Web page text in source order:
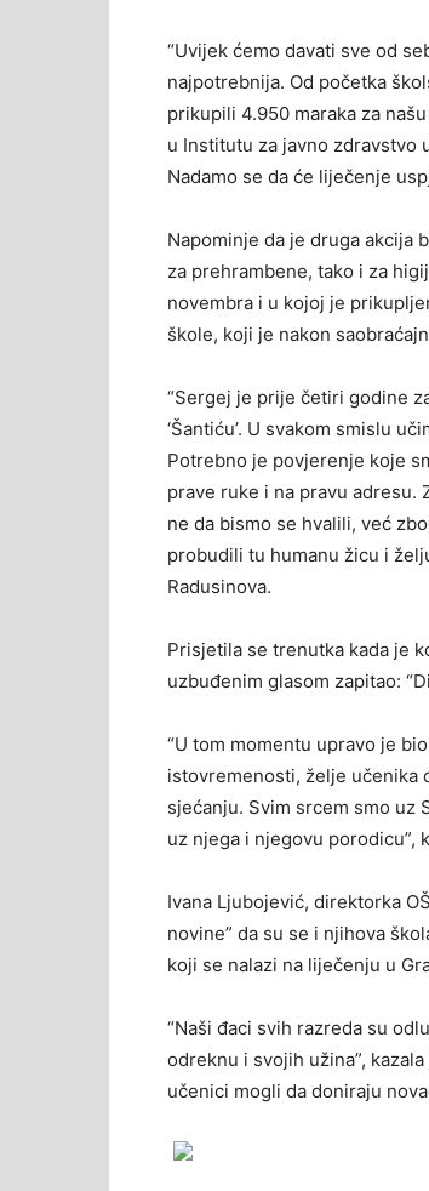
“Uvijek ćemo davati sve od
najpotrebnija. Od početka
prikupili 4.950 maraka za
u Institutu za javno zdravstvo
Nadamo se da će liječenje
Napominje da je druga akcija
za prehrambene, tako i za
novembra i u kojoj je
škole, koji je nakon
“Sergej je prije četiri godine
‘Šantiću’. U svakom smislu
Potrebno je povjerenje koje
prave ruke i na pravu adresu.
ne da bismo se hvalili, već
probudili tu humanu žicu i
Radusinova.
Prisjetila se trenutka kada je
uzbuđenim glasom zapitao:
“U tom momentu upravo je
istovremenosti, želje učenika
sjećanju. Svim srcem smo uz
uz njega i njegovu porodicu”,
Ivana Ljubojević, direktorka
novine” da su se i njihova
koji se nalazi na liječenju u
“Naši đaci svih razreda su
odreknu i svojih užina”,
učenici mogli da doniraju